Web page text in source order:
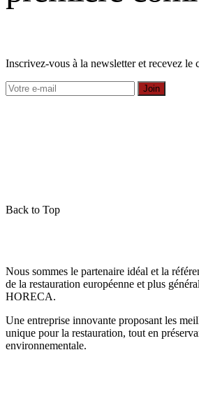
Inscrivez-vous à la newsletter et recevez le
Join
Back to Top
Nous sommes le partenaire idéal et la
de la restauration européenne et plus
HORECA.
Une entreprise innovante proposant les
unique pour la restauration, tout en
environnementale.